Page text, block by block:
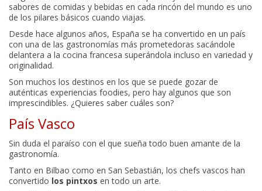
sabores de comidas y bebidas en cada rincón del mundo es uno
de los pilares básicos cuando viajas.
Desde hace algunos años, España se ha convertido en un país
con una de las gastronomías más prometedoras sacándole
delantera a la cocina francesa superándola incluso en variedad y
originalidad.
Son muchos los destinos en los que se puede gozar de
auténticas experiencias foodies, pero hay algunos que son
imprescindibles. ¿Quieres saber cuáles son?
País Vasco
Sin duda el paraíso con el que sueña todo buen amante de la
gastronomía.
Tanto en Bilbao como en San Sebastián, los chefs vascos han
convertido los pintxos en todo un arte.